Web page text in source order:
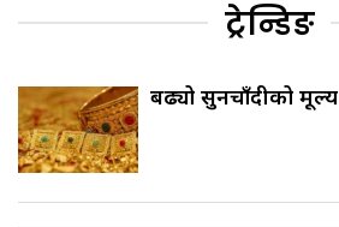
ट्रेन्डिङ
बढ्यो सुनचाँदीको मूल्य